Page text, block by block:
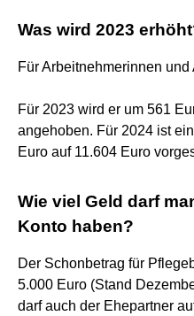
Was wird 2023
Für Arbeitnehmerinnen und
Für 2023 wird er um 561
angehoben. Für 2024 ist
Euro auf 11.604 Euro
Wie viel Geld darf
Konto haben?
Der Schonbetrag für
5.000 Euro (Stand
darf auch der Ehepartner